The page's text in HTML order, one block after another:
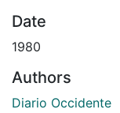
Date
1980
Authors
Diario Occidente